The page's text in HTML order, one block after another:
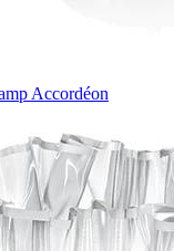
Accordéon